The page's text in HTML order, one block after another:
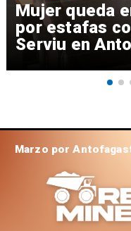
Mujer queda
por estafas
Serviu en
Marzo por